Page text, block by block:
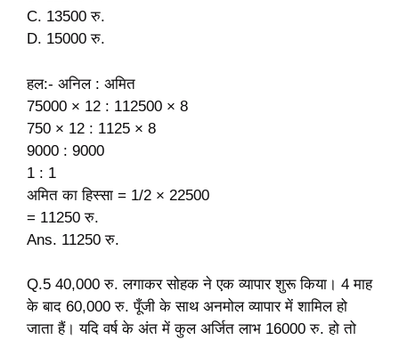
C. 13500 रु.
D. 15000 रु.
हल:- अनिल : अमित
75000 × 12 : 112500 × 8
750 × 12 : 1125 × 8
9000 : 9000
1 : 1
अमित का हिस्सा = 1/2 × 22500
= 11250 रु.
Ans. 11250 रु.
Q.5 40,000 रु. लगाकर सोहक ने एक व्यापार शुरू किया। 4 माह
के बाद 60,000 रु. पूँजी के साथ अनमोल व्यापार में शामिल हो
जाता हैं। यदि वर्ष के अंत में कुल अर्जित लाभ 16000 रु. हो तो